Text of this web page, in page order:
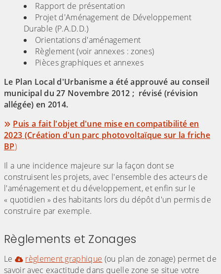
Rapport de présentation
Projet d'Aménagement de Développement
Durable (P.A.D.D.)
Orientations d'aménagement
Règlement (voir annexes : zones)
Pièces graphiques et annexes
Le Plan Local d'Urbanisme a été approuvé au conseil
municipal du 27 Novembre 2012 ; révisé (révision
allégée) en 2014.
Puis a fait l'objet d'une mise en compatibilité en
2023 (Création d'un parc photovoltaïque sur la friche
BP)
Il a une incidence majeure sur la façon dont se
construisent les projets, avec l'ensemble des acteurs de
l'aménagement et du développement, et enfin sur le
« quotidien » des habitants lors du dépôt d'un permis de
construire par exemple.
Règlements et Zonages
Le règlement graphique (ou plan de zonage) permet de
savoir avec exactitude dans quelle zone se situe votre